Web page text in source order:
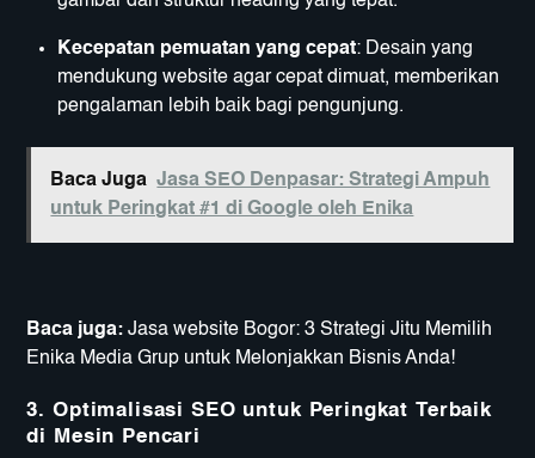
Kecepatan pemuatan yang cepat: Desain yang
mendukung website agar cepat dimuat, memberikan
pengalaman lebih baik bagi pengunjung.
Baca Juga Jasa SEO Denpasar: Strategi Ampuh
untuk Peringkat #1 di Google oleh Enika
Baca juga: Jasa website Bogor: 3 Strategi Jitu Memilih
Enika Media Grup untuk Melonjakkan Bisnis Anda!
3. Optimalisasi SEO untuk Peringkat Terbaik
di Mesin Pencari